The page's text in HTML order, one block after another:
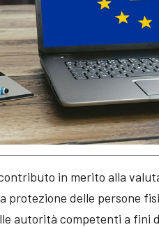
in merito alla
protezione delle persone
autorità competenti a fini